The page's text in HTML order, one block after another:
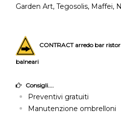
Garden Art, Tegosolis, Maffei,
CONTRACT arredo bar
balneari
Consigli....
Preventivi gratuiti
Manutenzione ombrelloni